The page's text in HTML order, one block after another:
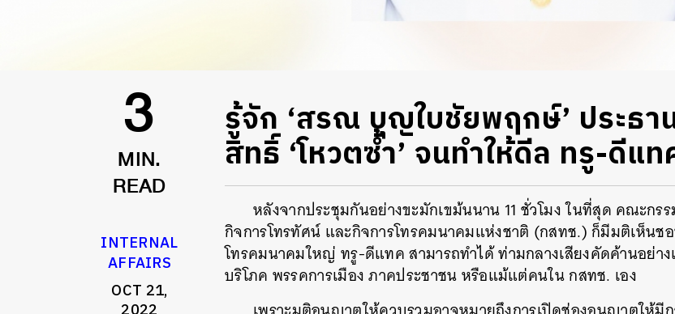
3
MIN.
READ
INTERNAL
AFFAIRS
OCT 21,
รู้จัก ‘สรณ บุญใบชัยพฤกษ์’ ประธ
สิทธิ์ ‘โหวตซ้ำ’ จนทำให้ดีล ทรู-ดีแ
หลังจากประชุมกันอย่างขะมักเขม้นนาน 11 ชั่วโมง ในที่สุด คณะกรร
กิจการโทรทัศน์ และกิจการโทรคมนาคมแห่งชาติ (กสทช.) ก็มีมติเห็นช
โทรคมนาคมใหญ่ ทรู-ดีแทค สามารถทำได้ ท่ามกลางเสียงคัดค้านอย่า
บริโภค พรรคการเมือง ภาคประชาชน หรือแม้แต่คนใน กสทช. เอง